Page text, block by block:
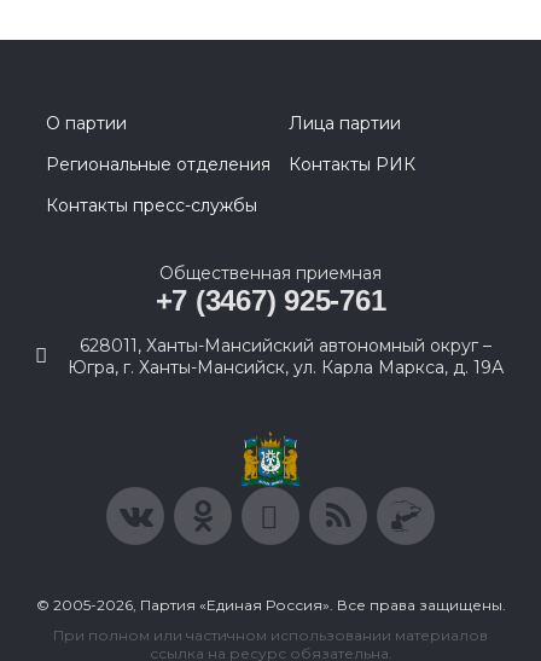
О партии
Лица партии
Региональные отделения
Контакты РИК
Контакты пресс-службы
Общественная приемная
+7 (3467) 925-761
628011, Ханты-Мансийский автономный округ –
Югра, г. Ханты-Мансийск, ул. Карла Маркса, д. 19А
© 2005-2026, Партия «Единая Россия». Все права защищены.
При полном или частичном использовании материалов
ссылка на ресурс обязательна.